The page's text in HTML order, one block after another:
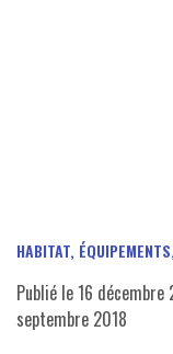
HABITAT,
Publié le16
septembre 2018